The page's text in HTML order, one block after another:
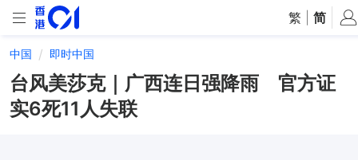
繁 简
中国 即时中国
台风美莎克｜广西连日强降雨 官方证
实6死11人失联